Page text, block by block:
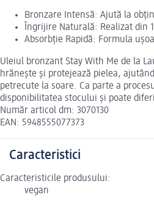
Bronzare Intensă: Ajută la
Îngrijire Naturală: Realizat din
Absorbție Rapidă: Formula
Uleiul bronzant Stay With Me de la
hrănește și protejează pielea,
petrecute la soare. Ca parte a
disponibilitatea stocului și poate
Număr articol dm: 3070130
EAN: 5948555077373
Caracteristici
Caracteristicile produsului:
vegan